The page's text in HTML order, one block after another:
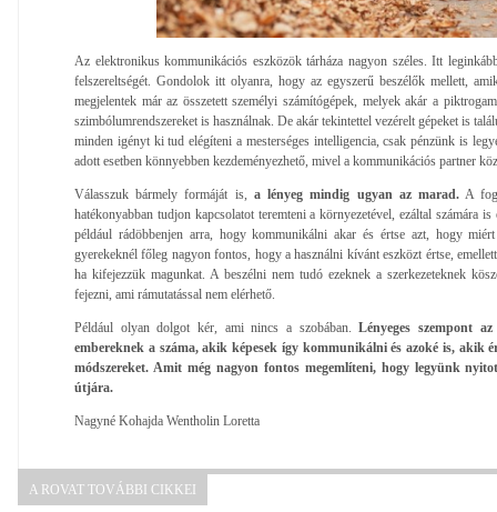
Az elektronikus kommunikációs eszközök tárháza nagyon széles. Itt
felszereltségét. Gondolok itt olyanra, hogy az egyszerű beszélők mellett,
megjelentek már az összetett személyi számítógépek, melyek akár a
szimbólumrendszereket is használnak. De akár tekintettel vezérelt gépeket is
minden igényt ki tud elégíteni a mesterséges intelligencia, csak pénzünk is
adott esetben könnyebben kezdeményezhető, mivel a kommunikációs partner
Válasszuk bármely formáját is, a lényeg mindig ugyan az marad.A
hatékonyabban tudjon kapcsolatot teremteni a környezetével, ezáltal számára
például rádöbbenjen arra, hogy kommunikálni akar és értse azt, hogy
gyerekeknél főleg nagyon fontos, hogy a használni kívánt eszközt értse,
ha kifejezzük magunkat. A beszélni nem tudó ezeknek a szerkezeteknek
fejezni, ami rámutatással nem elérhető.
Például olyan dolgot kér, ami nincs a szobában.Lényeges szempont
embereknek a száma, akik képesek így kommunikálni és azoké is, akik
módszereket. Amit még nagyon fontos megemlíteni, hogy legyünk
útjára.
Nagyné Kohajda Wentholin Loretta
A ROVAT TOVÁBBI CIKKEI